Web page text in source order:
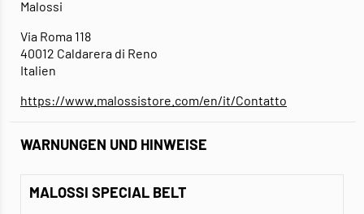
Malossi
Via Roma 118
40012 Caldarera di Reno
Italien
https://www.malossistore.com/en/it/Contatto
WARNUNGEN UND HINWEISE
MALOSSI SPECIAL BELT